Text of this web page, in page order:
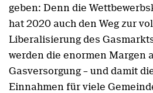
geben: Denn die
hat 2020 auch den Weg zur
Liberalisierung des
werden die enormen Margen
Gasversorgung – und damit
Einnahmen für viele